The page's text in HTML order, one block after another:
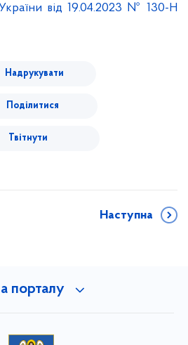
України від 19.04.2023 № 130-Н
Надрукувати
Поділитися
Твітнути
Наступна
порталу